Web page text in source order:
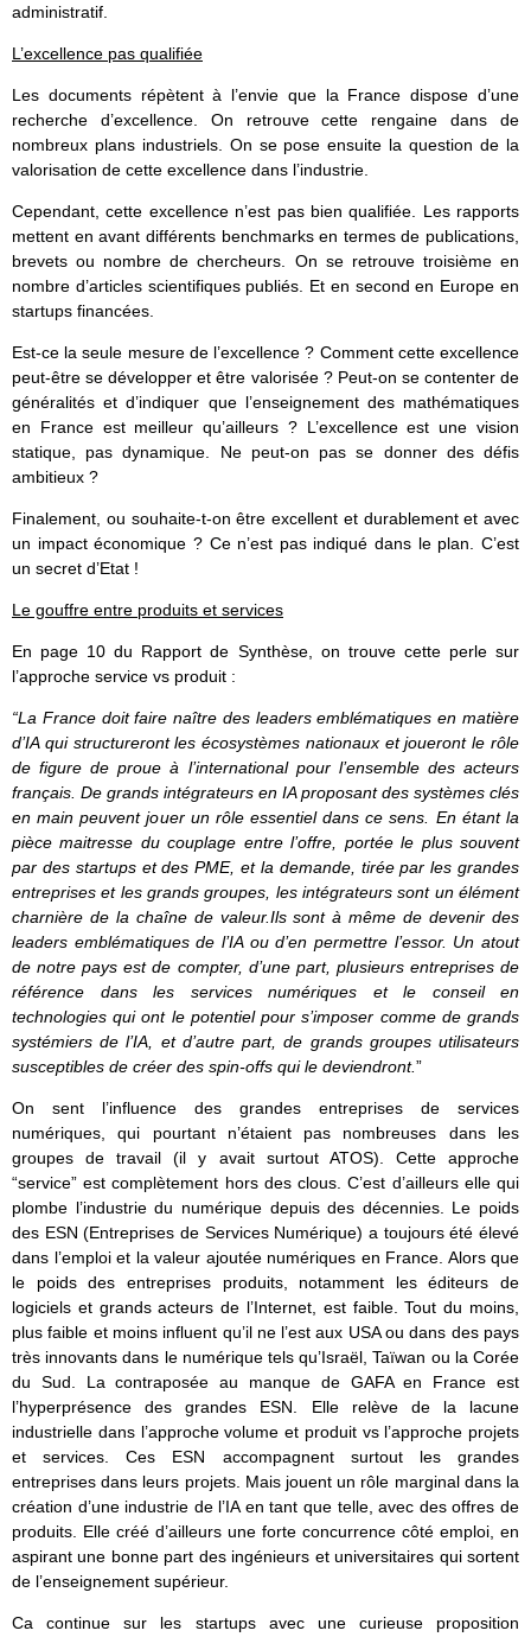
administratif.
L’excellence pas qualifiée
Les documents répètent à l’envie que la France dispose d’une
recherche d’excellence. On retrouve cette rengaine dans de
nombreux plans industriels. On se pose ensuite la question de la
valorisation de cette excellence dans l’industrie.
Cependant, cette excellence n’est pas bien qualifiée. Les rapports
mettent en avant différents benchmarks en termes de publications,
brevets ou nombre de chercheurs. On se retrouve troisième en
nombre d’articles scientifiques publiés. Et en second en Europe en
startups financées.
Est-ce la seule mesure de l’excellence ? Comment cette excellence
peut-être se développer et être valorisée ? Peut-on se contenter de
généralités et d’indiquer que l’enseignement des mathématiques
en France est meilleur qu’ailleurs ? L’excellence est une vision
statique, pas dynamique. Ne peut-on pas se donner des défis
ambitieux ?
Finalement, ou souhaite-t-on être excellent et durablement et avec
un impact économique ? Ce n’est pas indiqué dans le plan. C’est
un secret d’Etat !
Le gouffre entre produits et services
En page 10 du Rapport de Synthèse, on trouve cette perle sur
l’approche service vs produit :
“La France doit faire naître des leaders emblématiques en matière
d’IA qui structureront les écosystèmes nationaux et joueront le rôle
de figure de proue à l’international pour l’ensemble des acteurs
français. De grands intégrateurs en IA proposant des systèmes clés
en main peuvent jouer un rôle essentiel dans ce sens. En étant la
pièce maitresse du couplage entre l’offre, portée le plus souvent
par des startups et des PME, et la demande, tirée par les grandes
entreprises et les grands groupes, les intégrateurs sont un élément
charnière de la chaîne de valeur.Ils sont à même de devenir des
leaders emblématiques de l’IA ou d’en permettre l’essor. Un atout
de notre pays est de compter, d’une part, plusieurs entreprises de
référence dans les services numériques et le conseil en
technologies qui ont le potentiel pour s’imposer comme de grands
systémiers de l’IA, et d’autre part, de grands groupes utilisateurs
susceptibles de créer des spin-offs qui le deviendront.”
On sent l’influence des grandes entreprises de services
numériques, qui pourtant n’étaient pas nombreuses dans les
groupes de travail (il y avait surtout ATOS). Cette approche
“service” est complètement hors des clous. C’est d’ailleurs elle qui
plombe l’industrie du numérique depuis des décennies. Le poids
des ESN (Entreprises de Services Numérique) a toujours été élevé
dans l’emploi et la valeur ajoutée numériques en France. Alors que
le poids des entreprises produits, notamment les éditeurs de
logiciels et grands acteurs de l’Internet, est faible. Tout du moins,
plus faible et moins influent qu’il ne l’est aux USA ou dans des pays
très innovants dans le numérique tels qu’Israël, Taïwan ou la Corée
du Sud. La contraposée au manque de GAFA en France est
l’hyperprésence des grandes ESN. Elle relève de la lacune
industrielle dans l’approche volume et produit vs l’approche projets
et services. Ces ESN accompagnent surtout les grandes
entreprises dans leurs projets. Mais jouent un rôle marginal dans la
création d’une industrie de l’IA en tant que telle, avec des offres de
produits. Elle créé d’ailleurs une forte concurrence côté emploi, en
aspirant une bonne part des ingénieurs et universitaires qui sortent
de l’enseignement supérieur.
Ca continue sur les startups avec une curieuse proposition